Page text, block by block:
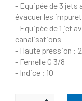
- Equipée de 3 jets
évacuer les
- Equipée de 1 jet
canalisations
- Haute pression :
- Femelle G 3/8
- Indice : 10